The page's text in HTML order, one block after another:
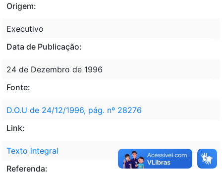
Origem:
Executivo
Data de Publicação:
24 de Dezembro de 1996
Fonte:
D.O.U de 24/12/1996, pág. nº 28276
Link:
Texto integral
Referenda: